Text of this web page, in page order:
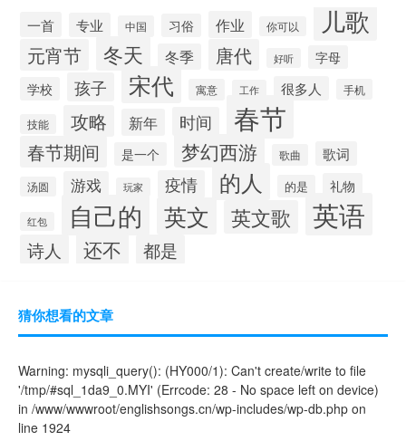
一首 专业 中国 习俗 作业 你可以 儿歌
元宵节 冬天 冬季 唐代 好听
字母
学校
孩子 宋代 寓意 工作 很多人 手机
技能 攻略 新年 时间 春节
春节期间 是一个 梦幻西游 歌曲 歌词
汤圆 游戏 玩家 疫情 的人 的是 礼物
红包 自己的 英文 英文歌 英语
诗人 还不 都是
猜你想看的文章
Warning: mysqli_query(): (HY000/1): Can't create/write to file
'/tmp/#sql_1da9_0.MYI' (Errcode: 28 - No space left on device)
in /www/wwwroot/englishsongs.cn/wp-includes/wp-db.php on
line 1924